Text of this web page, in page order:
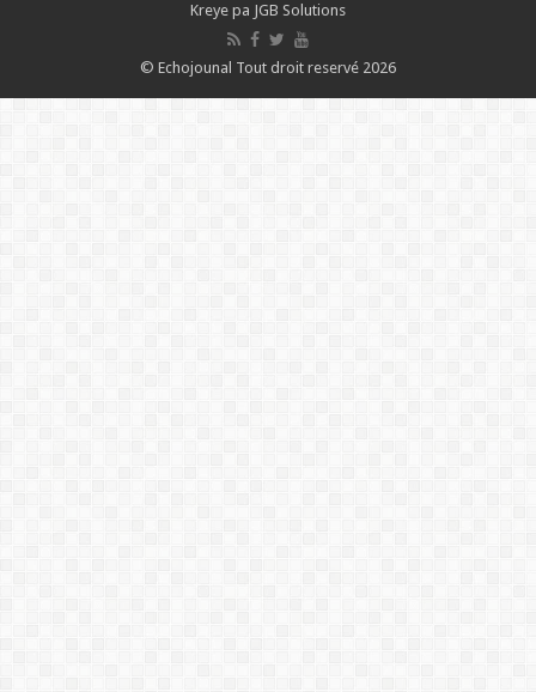
Kreye pa JGB Solutions
© Echojounal Tout droit reservé 2026